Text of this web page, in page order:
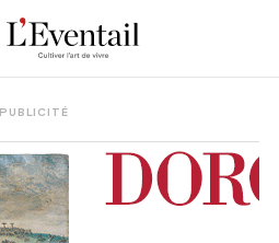
PUBLICITÉ